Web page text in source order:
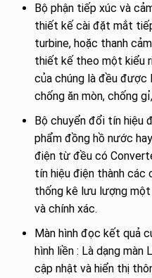
Bộ phận tiếp xúc và
thiết kế cài đặt mắt
turbine, hoặc thanh
thiết kế theo một kiểu
của chúng là đều
chống ăn mòn, chống
Bộ chuyển đổi tín hiệu
phẩm đồng hồ nước
điện từ đều có
tín hiệu điện thành các
thống kê lưu lượng một
và chính xác.
Màn hình đọc kết quả
hình liền : Là dạng màn
cập nhật và hiển thị